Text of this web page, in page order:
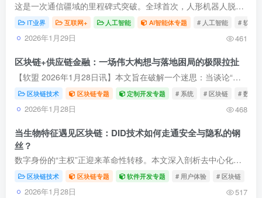
这是一次通信疆域的里程碑式突破。全球首次，人形机器人脱离地面网络束缚，直连低轨宽带卫星，在太空信号的指引下流畅完成自主作业。这不仅是“天基物联网”与“具身智能”的成功联姻，更彻底重...
IT业界 互联网+ 人工智能 AI智能体专题 # 人工智能 # 软盟
2026年1月29日 461
区块链+供应链金融：一场伟大构想与落地困局的极限拉扯
【软盟 2026年1月28日讯】本文旨在破解一个迷思：当谈论“区块链+供应链金融”时，我们究竟在谈论一个颠覆性的未来，还是一个正在艰难落地的工具？文章摒弃空泛的技术颂歌，深度剖析可编程票据...
区块链技术 区块链专题 定制开发专题 # 系统 # 区块链 # 数字
2026年1月28日 468
当生物特征遇见区块链：DID技术如何走通安全与隐私的钢
丝？
数字身份的“主权”正迎来革命性转移。本文深入剖析去中心化身份（DID）的两大技术路径——微软ION的企业级实践与uPort的原生以太坊理想，揭示其背后的架构哲学与权衡。同时，直面将生物特征融...
区块链技术 区块链专题 软件开发专题 # 用户体验 # 区块链
2026年1月28日 517